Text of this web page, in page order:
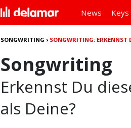
News Keys
SONGWRITING › SONGWRITING: ERKENNST
Songwriting
Erkennst Du
als Deine?